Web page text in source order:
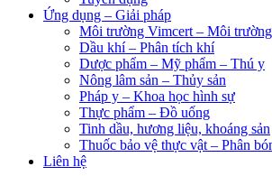
Ứng dụng – Giải pháp
Môi trường Vimcert – Môi
Dầu khí – Phân tích khí
Dược phẩm – Mỹ phẩm – Thú y
Nông lâm sản – Thủy sản
Pháp y – Khoa học hình sự
Thực phẩm – Đồ uống
Tinh dầu, hương liệu, khoáng sản
Thuốc bảo vệ thực vật – Phân
Liên hệ